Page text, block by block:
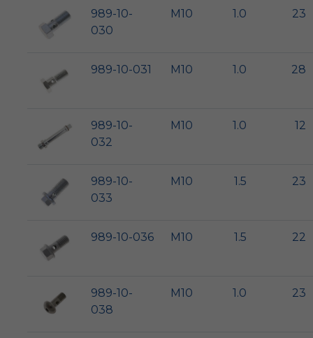
989-10-
030
M10 1.0 23
989-10-031 M10 1.0 28
989-10-
032
M10 1.0 12
989-10-
033
M10 1.5 23
989-10-036 M10 1.5 22
989-10-
038
M10 1.0 23